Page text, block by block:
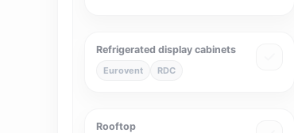
Refrigerated display cabinets
Eurovent RDC
Rooftop